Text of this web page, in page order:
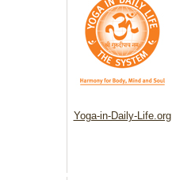
Yoga-in-Daily-Life.org